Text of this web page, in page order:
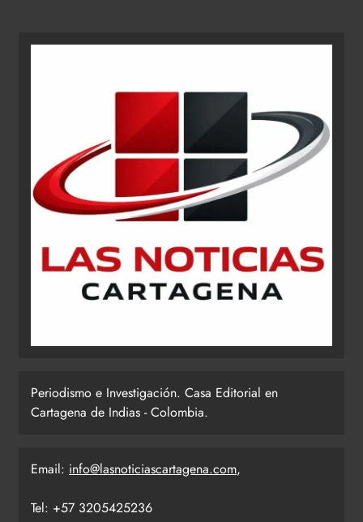
Periodismo e Investigación. Casa Editorial en
Cartagena de Indias - Colombia.
Email: info@lasnoticiascartagena.com,
Tel: +57 3205425236